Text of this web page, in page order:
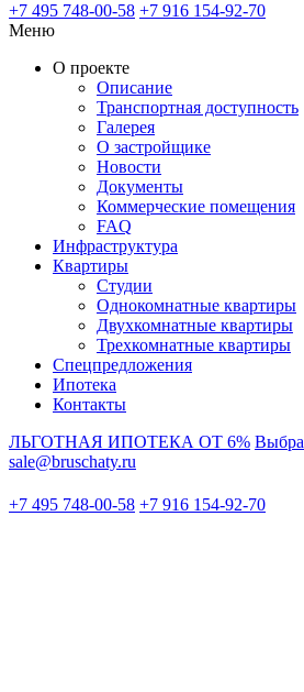
+7 495 748-00-58 +7 916 154-92-70
Меню
О проекте
Описание
Транспортная доступность
Галерея
О застройщике
Новости
Документы
Коммерческие помещения
FAQ
Инфраструктура
Квартиры
Студии
Однокомнатные квартиры
Двухкомнатные квартиры
Трехкомнатные квартиры
Спецпредложения
Ипотека
Контакты
ЛЬГОТНАЯ ИПОТЕКА ОТ 6%
sale@bruschaty.ru
+7 495 748-00-58 +7 916 154-92-70